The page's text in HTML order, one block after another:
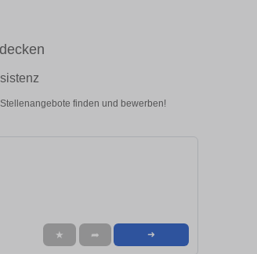
finden und bewerben!
★ ➦ ➜